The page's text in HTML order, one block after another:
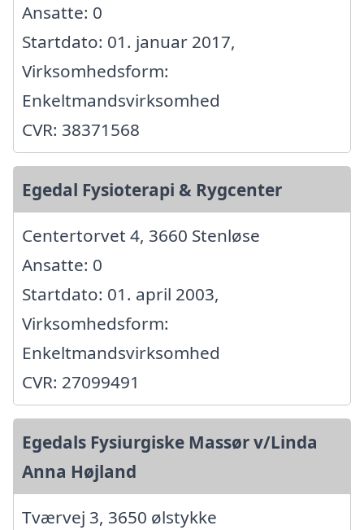
Ansatte: 0
Startdato: 01. januar 2017,
Virksomhedsform:
Enkeltmandsvirksomhed
CVR: 38371568
Egedal Fysioterapi & Rygcenter
Centertorvet 4, 3660 Stenløse
Ansatte: 0
Startdato: 01. april 2003,
Virksomhedsform:
Enkeltmandsvirksomhed
CVR: 27099491
Egedals Fysiurgiske Massør v/Linda
Anna Højland
Tværvej 3, 3650 ølstykke